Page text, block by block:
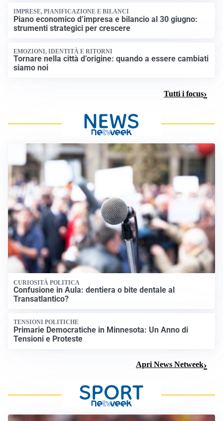
IMPRESE, PIANIFICAZIONE E BILANCI
Piano economico d’impresa e bilancio al 30 giugno:
strumenti strategici per crescere
EMOZIONI, IDENTITÀ E RITORNI
Tornare nella città d’origine: quando a essere cambiati
siamo noi
Tutti i focus
CURIOSITÀ POLITICA
Confusione in Aula: dentiera o bite dentale al
Transatlantico?
TENSIONI POLITICHE
Primarie Democratiche in Minnesota: Un Anno di
Tensioni e Proteste
Apri News Netweek